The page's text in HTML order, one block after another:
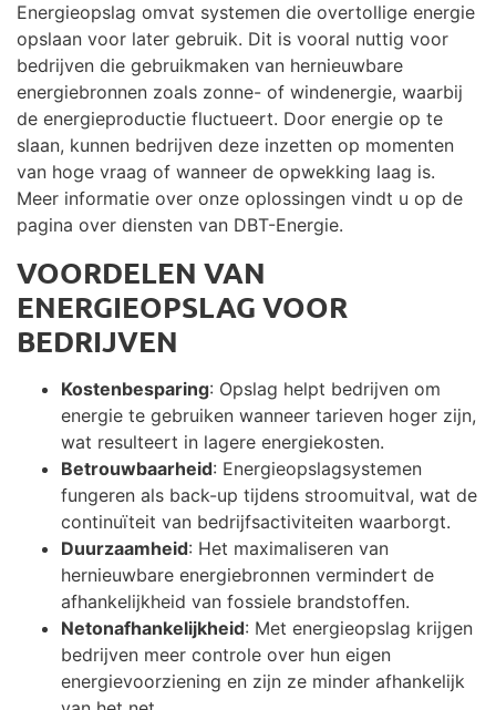
Energieopslag omvat systemen die overtollige energie
opslaan voor later gebruik. Dit is vooral nuttig voor
bedrijven die gebruikmaken van hernieuwbare
energiebronnen zoals zonne- of windenergie, waarbij
de energieproductie fluctueert. Door energie op te
slaan, kunnen bedrijven deze inzetten op momenten
van hoge vraag of wanneer de opwekking laag is.
Meer informatie over onze oplossingen vindt u op de
pagina over diensten van DBT-Energie.
VOORDELEN VAN
ENERGIEOPSLAG VOOR
BEDRIJVEN
Kostenbesparing: Opslag helpt bedrijven om
energie te gebruiken wanneer tarieven hoger zijn,
wat resulteert in lagere energiekosten.
Betrouwbaarheid: Energieopslagsystemen
fungeren als back-up tijdens stroomuitval, wat de
continuïteit van bedrijfsactiviteiten waarborgt.
Duurzaamheid: Het maximaliseren van
hernieuwbare energiebronnen vermindert de
afhankelijkheid van fossiele brandstoffen.
Netonafhankelijkheid: Met energieopslag krijgen
bedrijven meer controle over hun eigen
energievoorziening en zijn ze minder afhankelijk